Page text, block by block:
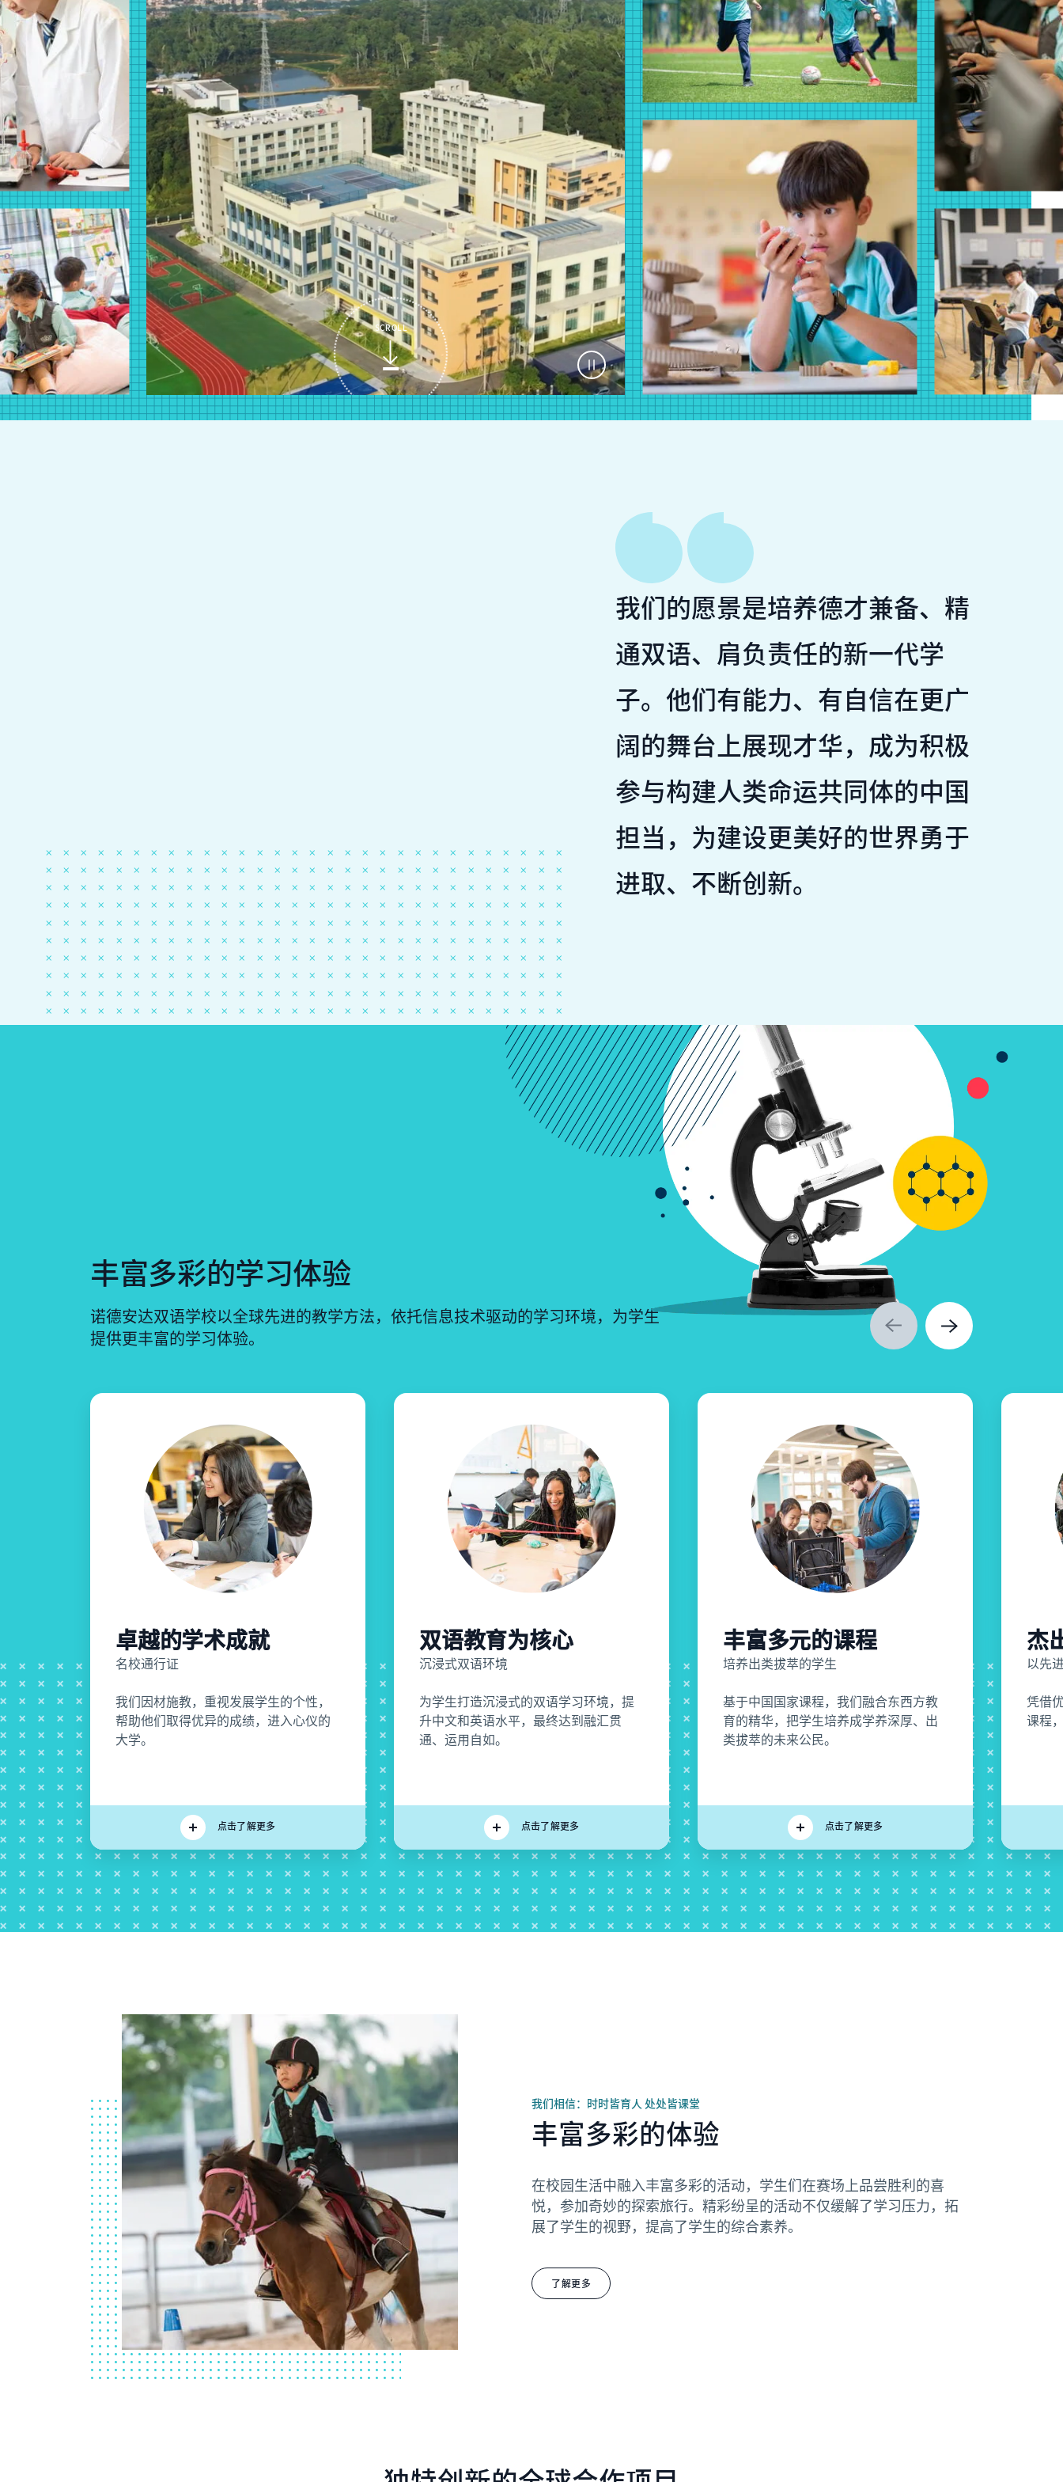
SCROLL
我们的愿景是培养德才兼备、精
通双语、肩负责任的新一代学
子。他们有能力、有自信在更广
阔的舞台上展现才华，成为积极
参与构建人类命运共同体的中国
担当，为建设更美好的世界勇于
进取、不断创新。
丰富多彩的学习体验
诺德安达双语学校以全球先进的教学方法，依托信息技术驱动的学习环境，为学生
提供更丰富的学习体验。
卓越的学术成就
名校通行证
我们因材施教，重视发展学生的个性，
帮助他们取得优异的成绩，进入心仪的
大学。
点击了解更多
双语教育为核心
沉浸式双语环境
为学生打造沉浸式的双语学习环境，提
升中文和英语水平，最终达到融汇贯
通、运用自如。
点击了解更多
丰富多元的课程
培养出类拔萃的学生
基于中国国家课程，我们融合东西方教
育的精华，把学生培养成学养深厚、出
类拔萃的未来公民。
点击了解更多
杰
以先
凭借
课程
我们相信：时时皆育人 处处皆课堂
丰富多彩的体验
在校园生活中融入丰富多彩的活动，学生们在赛场上品尝胜利的喜
悦，参加奇妙的探索旅行。精彩纷呈的活动不仅缓解了学习压力，拓
展了学生的视野，提高了学生的综合素养。
了解更多